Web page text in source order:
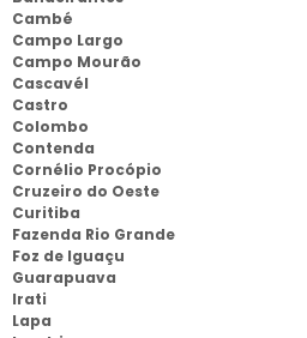
Cambé
Campo Largo
Campo Mourão
Cascavél
Castro
Colombo
Contenda
Cornélio Procópio
Cruzeiro do Oeste
Curitiba
Fazenda Rio Grande
Foz de Iguaçu
Guarapuava
Irati
Lapa